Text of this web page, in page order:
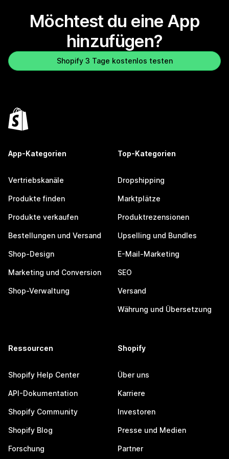
Möchtest du eine App
hinzufügen?
Shopify 3 Tage kostenlos testen
App-Kategorien
Vertriebskanäle
Produkte finden
Produkte verkaufen
Bestellungen und Versand
Shop-Design
Marketing und Conversion
Shop-Verwaltung
Top-Kategorien
Dropshipping
Marktplätze
Produktrezensionen
Upselling und Bundles
E-Mail-Marketing
SEO
Versand
Währung und Übersetzung
Ressourcen
Shopify Help Center
API-Dokumentation
Shopify Community
Shopify Blog
Forschung
Shopify
Über uns
Karriere
Investoren
Presse und Medien
Partner